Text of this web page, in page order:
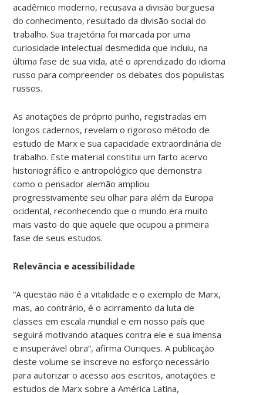
acadêmico moderno, recusava a divisão burguesa
do conhecimento, resultado da divisão social do
trabalho. Sua trajetória foi marcada por uma
curiosidade intelectual desmedida que incluiu, na
última fase de sua vida, até o aprendizado do idioma
russo para compreender os debates dos populistas
russos.
As anotações de próprio punho, registradas em
longos cadernos, revelam o rigoroso método de
estudo de Marx e sua capacidade extraordinária de
trabalho. Este material constitui um farto acervo
historiográfico e antropológico que demonstra
como o pensador alemão ampliou
progressivamente seu olhar para além da Europa
ocidental, reconhecendo que o mundo era muito
mais vasto do que aquele que ocupou a primeira
fase de seus estudos.
Relevância e acessibilidade
“A questão não é a vitalidade e o exemplo de Marx,
mas, ao contrário, é o acirramento da luta de
classes em escala mundial e em nosso país que
seguirá motivando ataques contra ele e sua imensa
e insuperável obra”, afirma Ouriques. A publicação
deste volume se inscreve no esforço necessário
para autorizar o acesso aos escritos, anotações e
estudos de Marx sobre a América Latina,